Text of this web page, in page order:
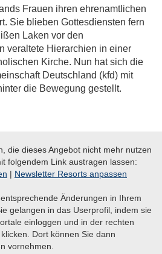
Frauen ihren ehrenamtlichen
Sie blieben Gottesdiensten fern
Laken vor den
veraltete ­Hierarchien in einer
Kirche. Nun hat sich die
Deutschland (kfd) mit
die Bewegung gestellt.
die dieses Angebot nicht mehr nutzen
folgendem Link austragen lassen:
| Newsletter Resorts anpassen
Änderungen in Ihrem
gelangen in das Userprofil, indem sie
einloggen und in der rechten
Dort können Sie dann
vornehmen.